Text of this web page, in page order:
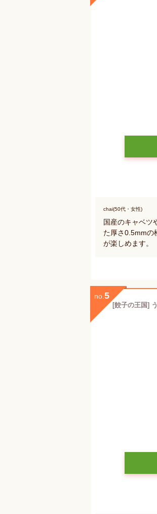
chai(50代・女性)
国産のキャベツ
た厚さ0.5mmの
が楽しめます。
no. 5